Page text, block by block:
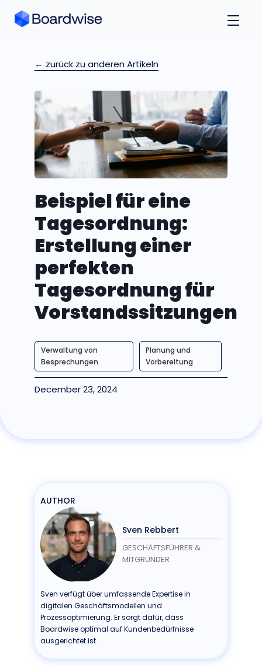
← zurück zu anderen Artikeln
Beispiel für eine
Tagesordnung:
Erstellung einer
perfekten
Tagesordnung für
Vorstandssitzungen
Verwaltung von
Besprechungen
Planung und
Vorbereitung
December 23, 2024
AUTHOR
Sven Rebbert
GESCHÄFTSFÜHRER &
MITGRÜNDER
Sven verfügt über umfassende Expertise in
digitalen Geschäftsmodellen und
Prozessoptimierung. Er sorgt dafür, dass
Boardwise optimal auf Kundenbedürfnisse
ausgerichtet ist.